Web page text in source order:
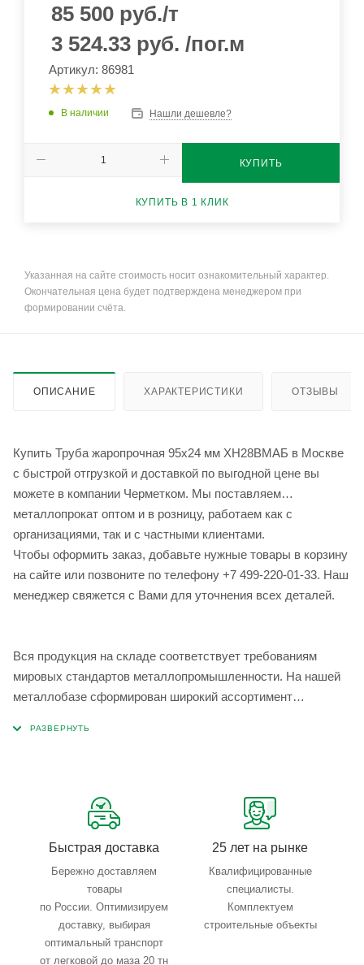
85 500 руб./т
3 524.33 руб. /пог.м
Артикул: 86981
В наличии Нашли дешевле?
КУПИТЬ
КУПИТЬ В 1 КЛИК
Указанная на сайте стоимость носит ознакомительный характер.
Окончательная цена будет подтверждена менеджером при
формировании счёта.
ОПИСАНИЕ ХАРАКТЕРИСТИКИ ОТЗЫВЫ
Купить Труба жаропрочная 95х24 мм ХН28ВМАБ в Москве
с быстрой отгрузкой и доставкой по выгодной цене вы
можете в компании Черметком. Мы поставляем
металлопрокат оптом и в розницу, работаем как с
организациями, так и с частными клиентами.
Чтобы оформить заказ, добавьте нужные товары в корзину
на сайте или позвоните по телефону +7 499-220-01-33. Наш
менеджер свяжется с Вами для уточнения всех деталей.
Вся продукция на складе соответствует требованиям
мировых стандартов металлопромышленности. На нашей
металлобазе сформирован широкий ассортимент
Быстрая доставка
Бережно доставляем
товары
по России. Оптимизируем
доставку, выбирая
оптимальный транспорт
от легковой до маза 20 тн
25 лет на рынке
Квалифицированные
специалисты.
Комплектуем
строительные объекты